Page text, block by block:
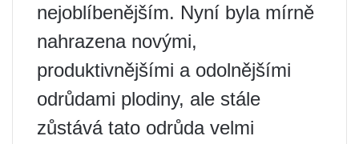
nejoblíbenějším. Nyní byla mírně
nahrazena novými,
produktivnějšími a odolnějšími
odrůdami plodiny, ale stále
zůstává tato odrůda velmi